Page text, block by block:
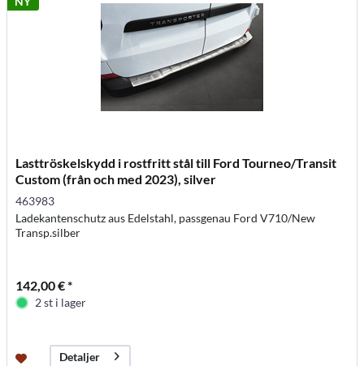
Lasttröskelskydd i rostfritt stål till Ford Tourneo/Transit
Custom (från och med 2023), silver
463983
Ladekantenschutz aus Edelstahl, passgenau Ford V710/New
Transp.silber
142,00 € *
2 st i lager
Detaljer